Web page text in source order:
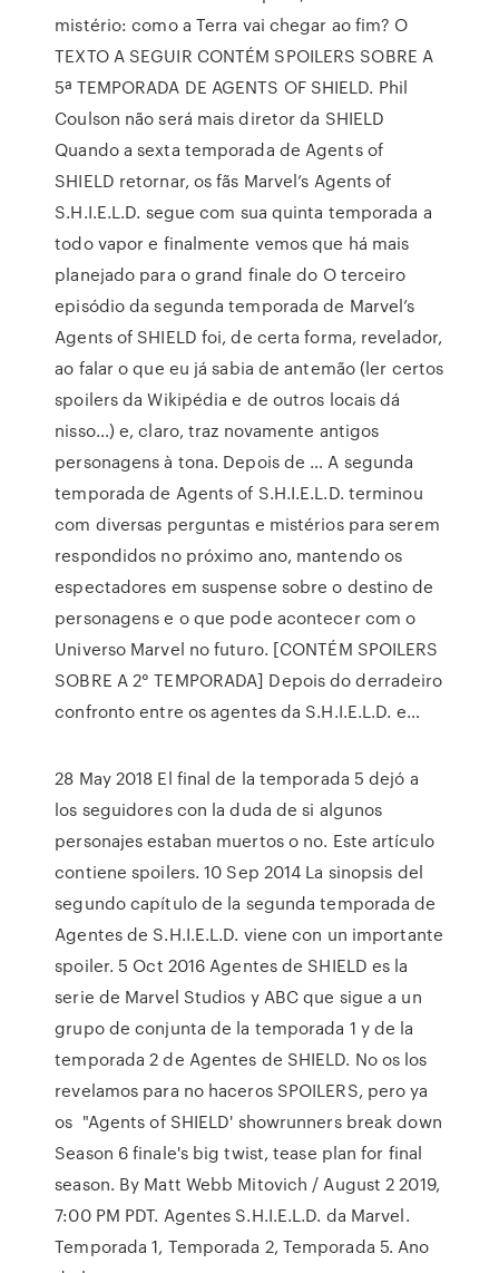
mistério: como a Terra vai chegar ao fim? O
TEXTO A SEGUIR CONTÉM SPOILERS SOBRE A
5ª TEMPORADA DE AGENTS OF SHIELD. Phil
Coulson não será mais diretor da SHIELD
Quando a sexta temporada de Agents of
SHIELD retornar, os fãs Marvel’s Agents of
S.H.I.E.L.D. segue com sua quinta temporada a
todo vapor e finalmente vemos que há mais
planejado para o grand finale do O terceiro
episódio da segunda temporada de Marvel’s
Agents of SHIELD foi, de certa forma, revelador,
ao falar o que eu já sabia de antemão (ler certos
spoilers da Wikipédia e de outros locais dá
nisso…) e, claro, traz novamente antigos
personagens à tona. Depois de … A segunda
temporada de Agents of S.H.I.E.L.D. terminou
com diversas perguntas e mistérios para serem
respondidos no próximo ano, mantendo os
espectadores em suspense sobre o destino de
personagens e o que pode acontecer com o
Universo Marvel no futuro. [CONTÉM SPOILERS
SOBRE A 2° TEMPORADA] Depois do derradeiro
confronto entre os agentes da S.H.I.E.L.D. e…
28 May 2018 El final de la temporada 5 dejó a
los seguidores con la duda de si algunos
personajes estaban muertos o no. Este artículo
contiene spoilers. 10 Sep 2014 La sinopsis del
segundo capítulo de la segunda temporada de
Agentes de S.H.I.E.L.D. viene con un importante
spoiler. 5 Oct 2016 Agentes de SHIELD es la
serie de Marvel Studios y ABC que sigue a un
grupo de conjunta de la temporada 1 y de la
temporada 2 de Agentes de SHIELD. No os los
revelamos para no haceros SPOILERS, pero ya
os "Agents of SHIELD' showrunners break down
Season 6 finale's big twist, tease plan for final
season. By Matt Webb Mitovich / August 2 2019,
7:00 PM PDT. Agentes S.H.I.E.L.D. da Marvel.
Temporada 1, Temporada 2, Temporada 5. Ano